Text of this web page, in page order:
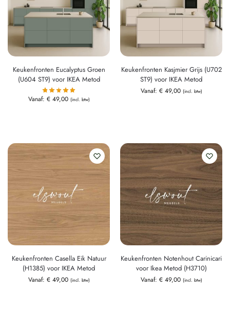
Keukenfronten Eucalyptus Groen
(U604 ST9) voor IKEA Metod
Vanaf: €49,00 (incl. btw)
Keukenfronten Kasjmier Grijs (U702
ST9) voor IKEA Metod
Vanaf: €49,00 (incl. btw)
Keukenfronten Casella Eik Natuur
(H1385) voor IKEA Metod
Vanaf: €49,00 (incl. btw)
Keukenfronten Notenhout Carinicari
voor Ikea Metod (H3710)
Vanaf: €49,00 (incl. btw)